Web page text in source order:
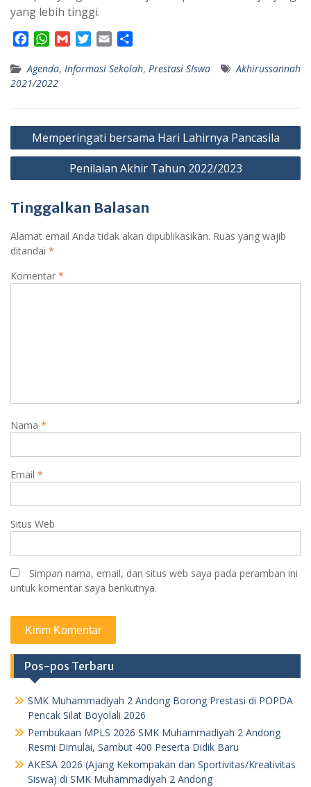
yang lebih tinggi.
c
e
o
k
W
a
t
p
p
a
i
r
a
a
Agenda, Informasi Sekolah, Prestasi SIswa
Akhirussannah
2021/2022
Navigasi
pos
Memperingati bersama Hari Lahirnya Pancasila
Penilaian Akhir Tahun 2022/2023
Tinggalkan Balasan
Alamat email Anda tidak akan dipublikasikan. Ruas yang wajib
ditandai *
Komentar *
Nama *
Email *
Situs Web
Simpan nama, email, dan situs web saya pada peramban ini
untuk komentar saya berikutnya.
Pos-pos Terbaru
SMK Muhammadiyah 2 Andong Borong Prestasi di POPDA
Pencak Silat Boyolali 2026
Pembukaan MPLS 2026 SMK Muhammadiyah 2 Andong
Resmi Dimulai, Sambut 400 Peserta Didik Baru
AKESA 2026 (Ajang Kekompakan dan Sportivitas/Kreativitas
Siswa) di SMK Muhammadiyah 2 Andong